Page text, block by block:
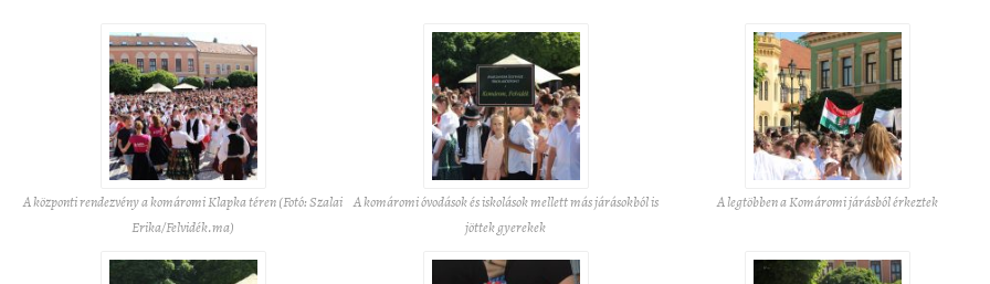
A központi rendezvény a komáromi Klapka téren (Fotó: Szalai
Erika/Felvidék.ma)
A komáromi óvodások és iskolások mellett más járásokból is
jöttek gyerekek
A legtöbben a Komáromi járásból érkeztek